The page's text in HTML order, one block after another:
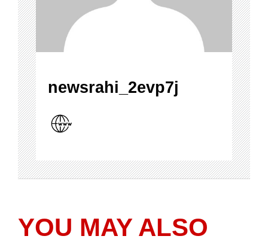
newsrahi_2evp7j
YOU MAY ALSO